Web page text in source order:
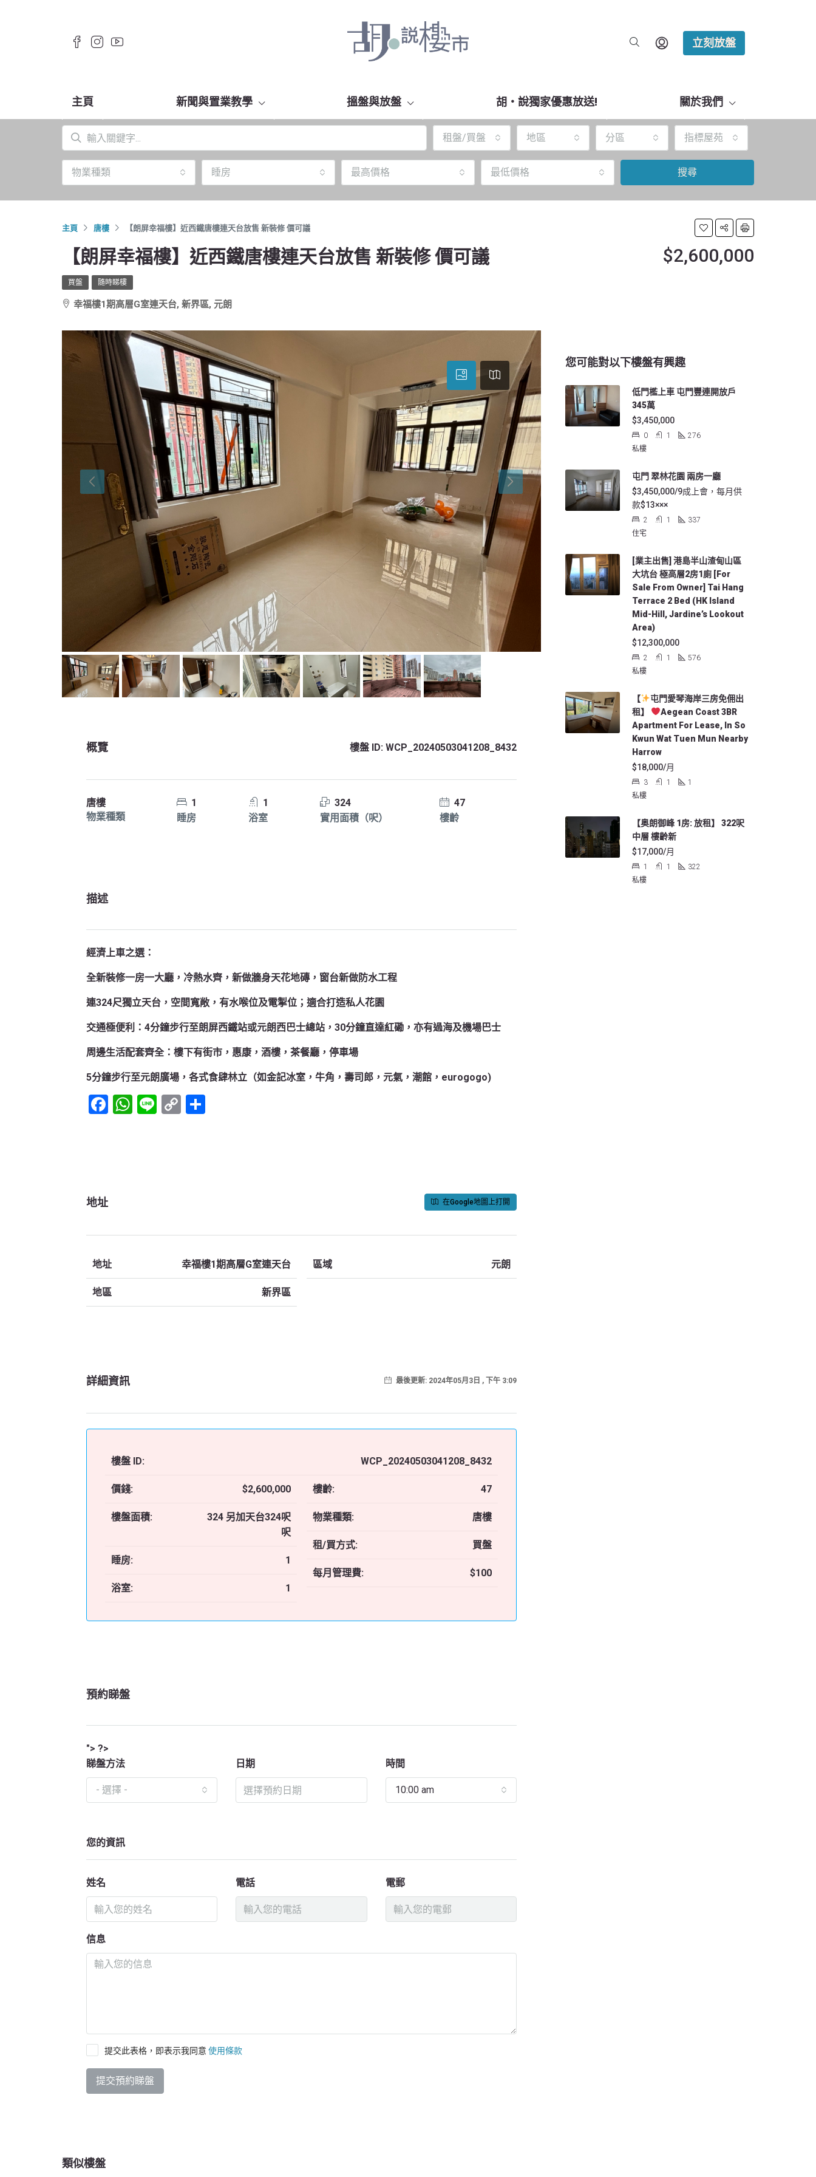
立刻放盤
主頁 新聞與置業教學 搵盤與放盤 胡‧說獨家優惠放送! 關於我們
租盤/買盤 地區 分區 指標屋苑
物業種類 睡房 最高價格 最低價格 搜尋
主頁 唐樓 【朗屏幸福樓】近西鐵唐樓連天台放售 新裝修 價可議
【朗屏幸福樓】近西鐵唐樓連天台放售 新裝修 價可議 $2,600,000
買盤 隨時睇樓
幸福樓1期高層G室連天台, 新界區, 元朗
概覽 樓盤 ID: WCP_20240503041208_8432
唐樓
物業種類
1
睡房
1
浴室
324
實用面積（呎）
47
樓齡
描述
經濟上車之選：
全新裝修一房一大廳，冷熱水齊，新做牆身天花地磚，窗台新做防水工程
連324尺獨立天台，空間寬敞，有水喉位及電掣位；適合打造私人花園
交通極便利：4分鐘步行至朗屏西鐵站或元朗西巴士總站，30分鐘直達紅磡，亦有過海及機場巴士
周邊生活配套齊全：樓下有街市，惠康，酒樓，茶餐廳，停車場
5分鐘步行至元朗廣場，各式食肆林立（如金記冰室，牛角，壽司郎，元氣，潮館，eurogogo)
Facebook
WhatsApp
LineCopy
地址 在Google地圖上打開
地址 幸福樓1期高層G室連天台
地區 新界區
區域 元朗
詳細資訊 最後更新: 2024年05月3日 , 下午 3:09
樓盤 ID: WCP_20240503041208_8432
價錢: $2,600,000
樓盤面積:
324 另加天台324呎
呎
睡房: 1
浴室: 1
樓齡: 47
物業種類: 唐樓
租/買方式: 買盤
每月管理費: $100
預約睇盤
"> ?>
睇盤方法
- 選擇 -
日期 時間
10:00 am
您的資訊
姓名 電話 電郵
信息
提交此表格，即表示我同意 使用條款
提交預約睇盤
類似樓盤
您可能對以下樓盤有興趣
低門檻上車 屯門豐連開放戶
345萬
$3,450,000
0 1
276
私樓
屯門 翠林花園 兩房一廳
$3,450,000/9成上會，每月供
款$13×××
2 1
337
住宅
[業主出售] 港島半山渣甸山區
大坑台 極高層2房1廁 [For
Sale From Owner] Tai Hang
Terrace 2 Bed (HK Island
Mid-Hill, Jardine’s Lookout
Area)
$12,300,000
2 1
576
私樓
【
屯門愛琴海岸三房免佣出
租】
Aegean Coast 3BR
Apartment For Lease, In So
Kwun Wat Tuen Mun Nearby
Harrow
$18,000/月
3 1
1
私樓
【奥朗御峰 1房: 放租】 322呎
中層 樓齡新
$17,000/月
1 1
322
私樓